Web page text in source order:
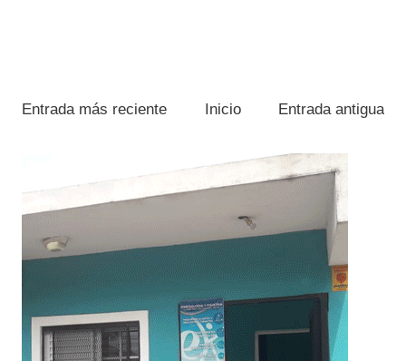
Entrada más reciente Entrada antigua
Inicio